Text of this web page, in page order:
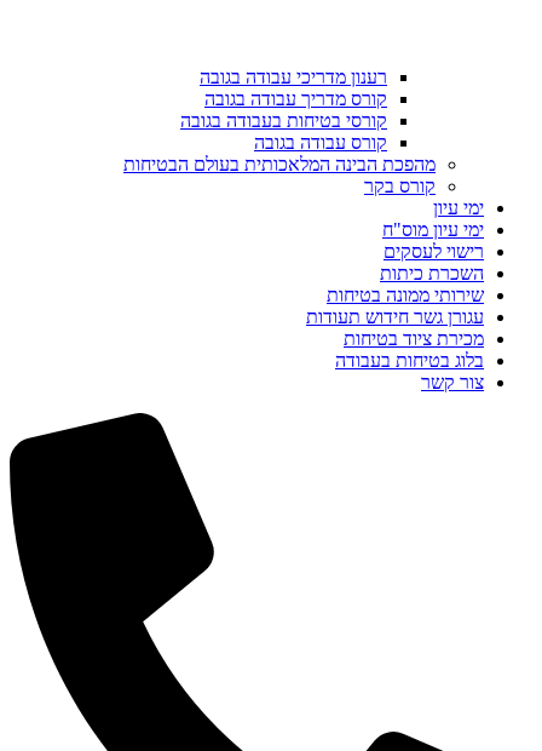
רענון מדריכי עבודה בגובה
קורס מדריך עבודה בגובה
קורסי בטיחות בעבודה בגובה
קורס עבודה בגובה
מהפכת הבינה המלאכותית בעולם הבטיחות
קורס בקר
ימי עיון
ימי עיון מוס"ח
רישוי לעסקים
השכרת כיתות
שירותי ממונה בטיחות
עגורן גשר חידוש תעודות
מכירת ציוד בטיחות
בלוג בטיחות בעבודה
צור קשר